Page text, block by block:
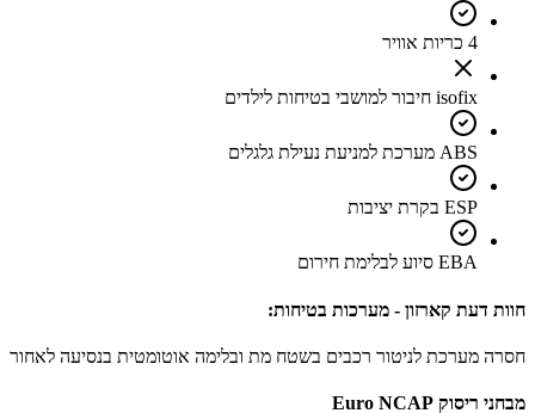
4 כריות אוויר
isofix חיבור למושבי בטיחות לילדים
ABS מערכת למניעת נעילת גלגלים
ESP בקרת יציבות
EBA סיוע לבלימת חירום
חוות דעת קארזון - מערכות בטיחות:
חסרה מערכת לניטור רכבים בשטח מת ובלימה אוטומטית בנסיעה לאחור
מבחני ריסוק Euro NCAP